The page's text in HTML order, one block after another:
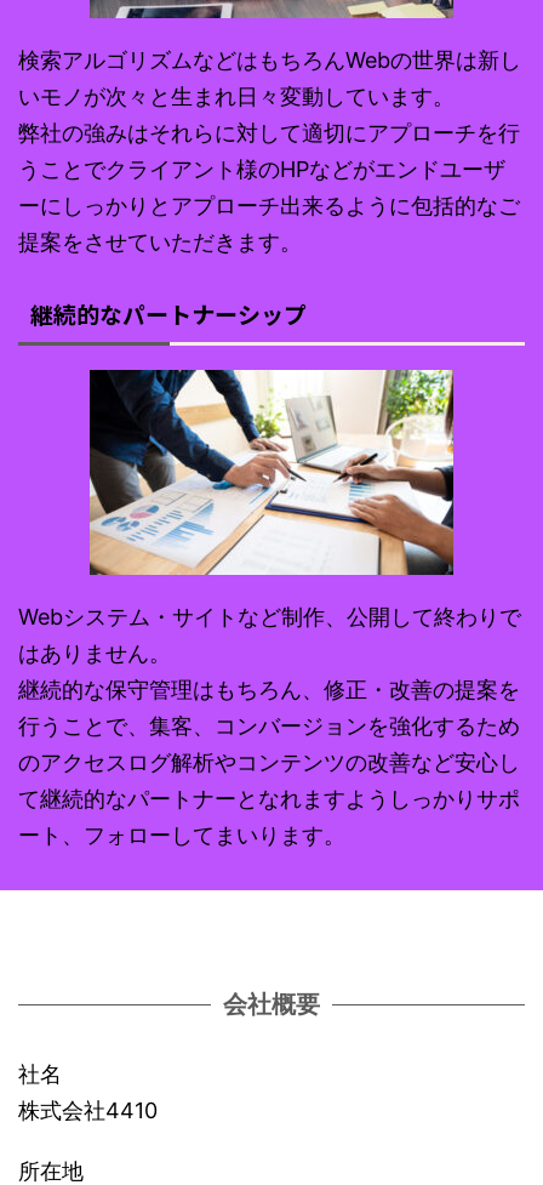
検索アルゴリズムなどはもちろんWebの世界は新し
いモノが次々と生まれ日々変動しています。
弊社の強みはそれらに対して適切にアプローチを⾏
うことでクライアント様のHPなどがエンドユーザ
ーにしっかりとアプローチ出来るように包括的なご
提案をさせていただきます。
継続的なパートナーシップ
Webシステム・サイトなど制作、公開して終わりで
はありません。
継続的な保守管理はもちろん、修正・改善の提案を
行うことで、集客、コンバージョンを強化するため
のアクセスログ解析やコンテンツの改善など安心し
て継続的なパートナーとなれますようしっかりサポ
ート、フォローしてまいります。
会社概要
社名
株式会社4410
所在地